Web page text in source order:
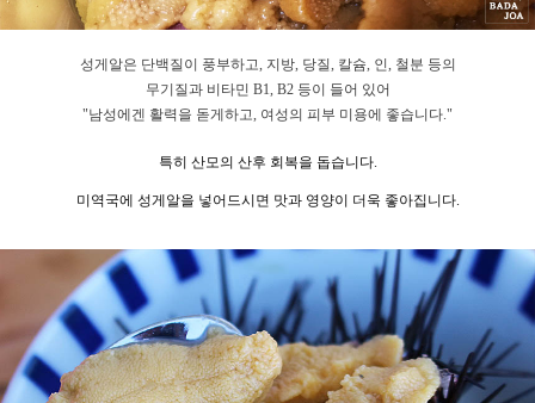
성게알은 단백질이 풍부하고, 지방, 당질, 칼슘, 인, 철분 등의
무기질과 비타민 B1, B2 등이 들어 있어
"남성에겐 활력을 돋게하고, 여성의 피부 미용에 좋습니다."
특히 산모의 산후 회복을 돕습니다.
미역국에 성게알을 넣어드시면 맛과 영양이 더욱 좋아집니다.